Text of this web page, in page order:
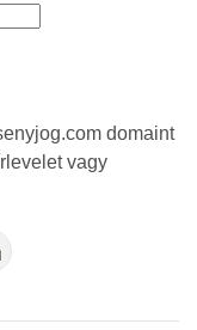
domaint
vagy